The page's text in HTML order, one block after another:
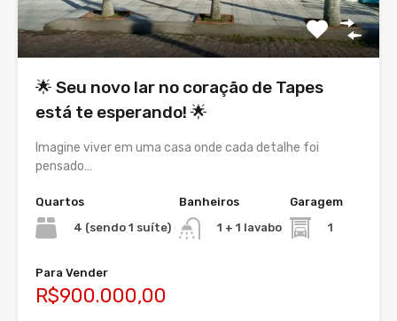
🌟 Seu novo lar no coração de Tapes
está te esperando! 🌟
Imagine viver em uma casa onde cada detalhe foi
pensado…
Quartos
4 (sendo 1 suíte)
Banheiros
1 + 1 lavabo
Garagem
1
Para Vender
R$900.000,00